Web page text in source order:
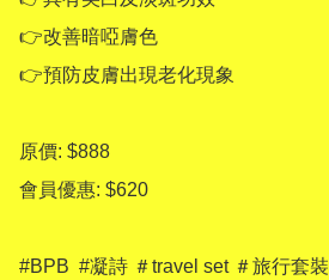
👉改善暗啞膚色
👉預防皮膚出現老化現象
原價: $888
會員優惠: $620
#BPB  #凝詩 ＃travel set ＃旅行套裝